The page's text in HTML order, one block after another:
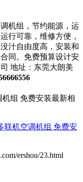
机组，节约能​‌‌源，运
行可靠，维修方便，
汁自由度高，安装和
同。免费预算设计安
地址：东莞大朗美
组 免费安装最新相
联机空调机组 免费安
ershou/23.html